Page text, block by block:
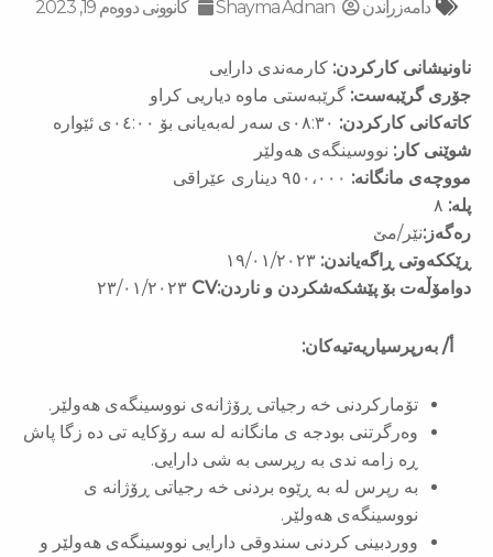
دامەزراندن Shayma Adnan کانوونی دووەم 19, 2023
ناونیشانی کارکردن: کارمەندی دارایی
جۆری گرێبەست: گرێبەستی ماوە دیاریی کراو
کاتەکانی کارکردن:
شوێنی کار: نووسینگەی هەولێر
مووچەی مانگانە: ٩٥٠،٠٠٠ دیناری عێراقی
پلە:
رەگەز:نێر/مێ
ڕێککەوتی ڕاگەیاندن:
دوامۆڵەت بۆ پێشکەشکردن و ناردن:CV
أ/ به‌رپرسیاریه‌تیه‌كان:
تۆماركردنی خه رجیاتی ڕۆژانەی نووسینگەی هەولێر.
وەرگرتنی بودجه ی مانگانه له سه رۆكایه تی ده زگا پاش
ڕه زامه ندی به رپرسی به شی دارایی.
به رپرس له به ڕێوه بردنی خه رجیاتی ڕۆژانه ی
نووسینگەی هەولێر.
ووردبینی كردنی سندوقی دارایی نووسینگەی هەولێر و